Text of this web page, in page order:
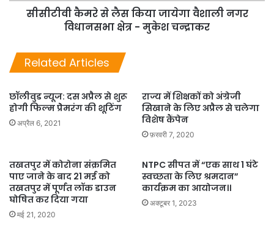
सीसीटीवी कैमरे से लैस किया जायेगा वैशाली नगर
विधानसभा क्षेत्र - मुकेश चन्द्राकर
Related Articles
छॉलीवुड न्यूज: दस अप्रैल से शुरू
होगी फिल्म प्रेेेमरंग की शूटिंग
अप्रैल 6, 2021
राज्य में शिक्षकों को अंग्रेजी
सिखाने के लिए अप्रैल से चलेगा
विशेष कैंपेन
फ़रवरी 7, 2020
तखतपुर में कोरोना संक्रमित
पाए जाने के बाद 21 मई को
तखतपुर में पूर्णत लॉक डाउन
घोषित कर दिया गया
मई 21, 2020
NTPC सीपत में “एक साथ 1 घंटे
स्वच्छता के लिए श्रमदान”
कार्यक्रम का आयोजन।।
अक्टूबर 1, 2023